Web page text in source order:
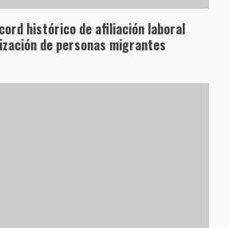
histórico de afiliación laboral
de personas migrantes